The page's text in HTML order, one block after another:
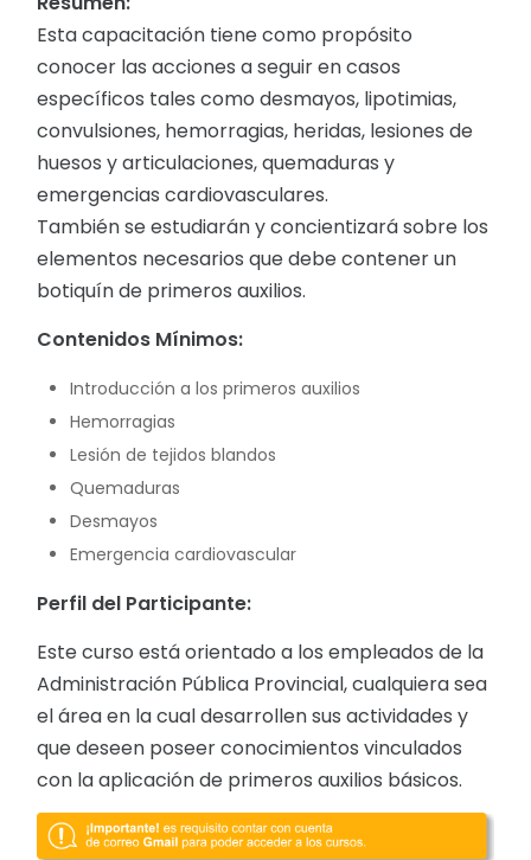
Esta capacitación tiene como propósito
conocer las acciones a seguir en casos
específicos tales como desmayos, lipotimias,
convulsiones, hemorragias, heridas, lesiones de
huesos y articulaciones, quemaduras y
emergencias cardiovasculares.
También se estudiarán y concientizará sobre los
elementos necesarios que debe contener un
botiquín de primeros auxilios.
Contenidos Mínimos:
Introducción a los primeros auxilios
Hemorragias
Lesión de tejidos blandos
Quemaduras
Desmayos
Emergencia cardiovascular
Perfil del Participante:
Estecurso está orientado a los empleados de la
Administración Pública Provincial, cualquiera sea
el área en la cual desarrollen sus actividades y
que deseen poseer conocimientos vinculados
con la aplicación de primeros auxilios básicos.